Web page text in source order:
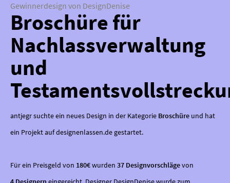
Gewinnerdesign von DesignDenise
Broschüre für
Nachlassverwaltung
und
antjegr suchte ein neues Design in der Kategorie Broschüre und hat
ein Projekt auf designenlassen.de gestartet.
Für ein Preisgeld von 180€wurden 37 Designvorschlägevon